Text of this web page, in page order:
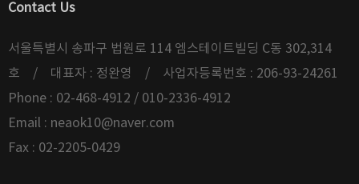
Contact Us
서울특별시 송파구 법원로 114 엠스테이트빌딩 C동 302,314
호 / 대표자 : 정완영 / 사업자등록번호 : 206-93-24261
Phone : 02-468-4912 / 010-2336-4912
Email : neaok10@naver.com
Fax : 02-2205-0429